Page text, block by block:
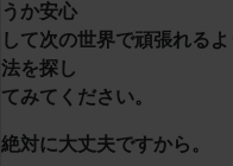
うか安心
して次の世界で頑張れる
法を探し
てみてください。
絶対に大丈夫ですから。